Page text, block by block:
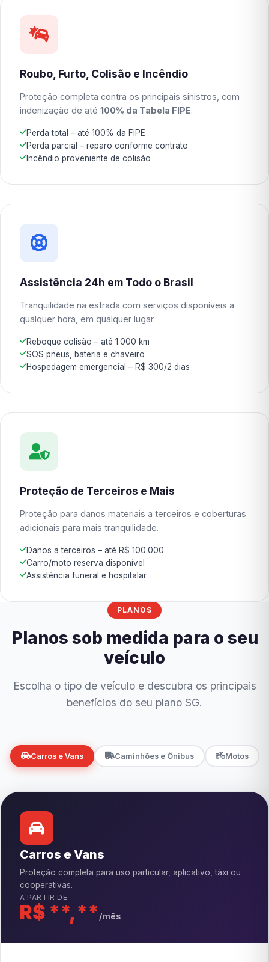
Roubo, Furto, Colisão e Incêndio
Proteção completa contra os principais sinistros, com
indenização de até 100% da Tabela FIPE.
Perda total – até 100% da FIPE
Perda parcial – reparo conforme contrato
Incêndio proveniente de colisão
Assistência 24h em Todo o Brasil
Tranquilidade na estrada com serviços disponíveis a
qualquer hora, em qualquer lugar.
Reboque colisão – até 1.000 km
SOS pneus, bateria e chaveiro
Hospedagem emergencial – R$ 300/2 dias
Proteção de Terceiros e Mais
Proteção para danos materiais a terceiros e coberturas
adicionais para mais tranquilidade.
Danos a terceiros – até R$ 100.000
Carro/moto reserva disponível
Assistência funeral e hospitalar
PLANOS
Planos sob medida para o seu
veículo
Escolha o tipo de veículo e descubra os principais
benefícios do seu plano SG.
Carros e Vans Caminhões e Ônibus Motos
Carros e Vans
Proteção completa para uso particular, aplicativo, táxi ou
cooperativas.
A PARTIR DE
R$ **,** /mês